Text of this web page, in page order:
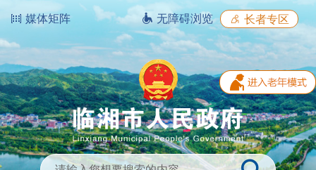
媒体矩阵 无障碍浏览 长者专区